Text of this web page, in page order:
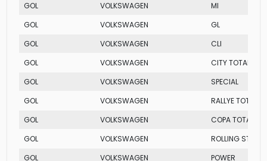
GOL
VOLKSWAGEN
MI
GOL
VOLKSWAGEN
GL
GOL
VOLKSWAGEN
CLI
GOL
VOLKSWAGEN
CITY TOTAL FLEX
GOL
VOLKSWAGEN
SPECIAL
GOL
VOLKSWAGEN
RALLYE TOTAL
GOL
VOLKSWAGEN
COPA TOTAL
GOL
VOLKSWAGEN
ROLLING
GOL
VOLKSWAGEN
POWER